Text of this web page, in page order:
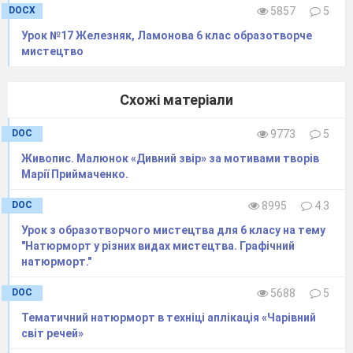
району Київської області,
померла
18
серпня
1997 там же.Дитинство Марії
Овксентіївни було затьмарене страшною
дитячому серйозною й спостережливою,
загострило слух і зір.
художниця.-Якось біля хати, над річкою, на
малювала
квіти, побачені мною. А потім
помітила
синюватий глей. Набрала його в
пелену і розмалювала нашу хату…» Кожен
руками дівчинки. Хвалили. Сусіди просили і
їхні хати прикрасити.
DOCX 5857
5
Урок №17 Железняк, Ламонова 6 клас образотворче
мистецтво
Схожі матеріали
DOC 9773
5
Живопис. Малюнок «Дивний звір» за мотивами творів
Марії Приймаченко.
DOC 8995
4.3
Урок з образотворчого мистецтва для 6 класу на тему
"Натюрморт у різних видах мистецтва. Графічний
натюрморт."
DOC 5688
5
Тематичний натюрморт в техніці аплікація «Чарівний
світ речей»